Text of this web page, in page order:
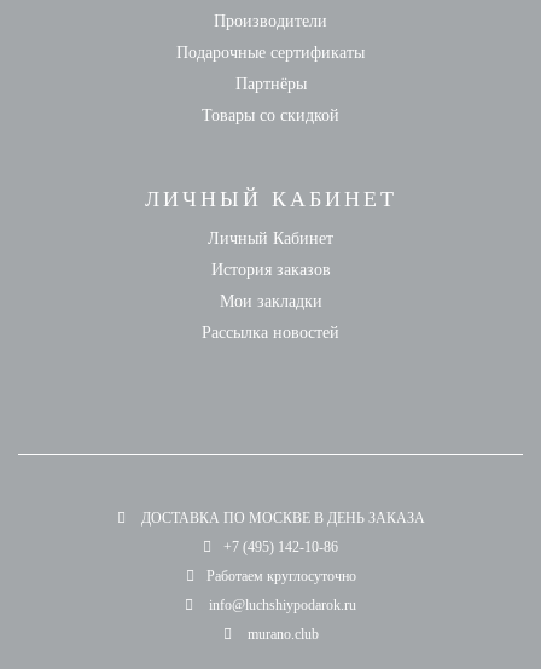
Производители
Подарочные сертификаты
Партнёры
Товары со скидкой
ЛИЧНЫЙ КАБИНЕТ
Личный Кабинет
История заказов
Мои закладки
Рассылка новостей
ДОСТАВКА ПО МОСКВЕ В ДЕНЬ ЗАКАЗА
+7 (495) 142-10-86
Работаем круглосуточно
info@luchshiypodarok.ru
murano.club